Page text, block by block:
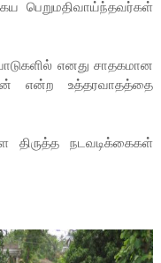
பெறுமதிவாய்ந்தவர்கள்
எனது சாதகமான
என்ற உத்தரவாதத்தை
திருத்த நடவடிக்கைகள்